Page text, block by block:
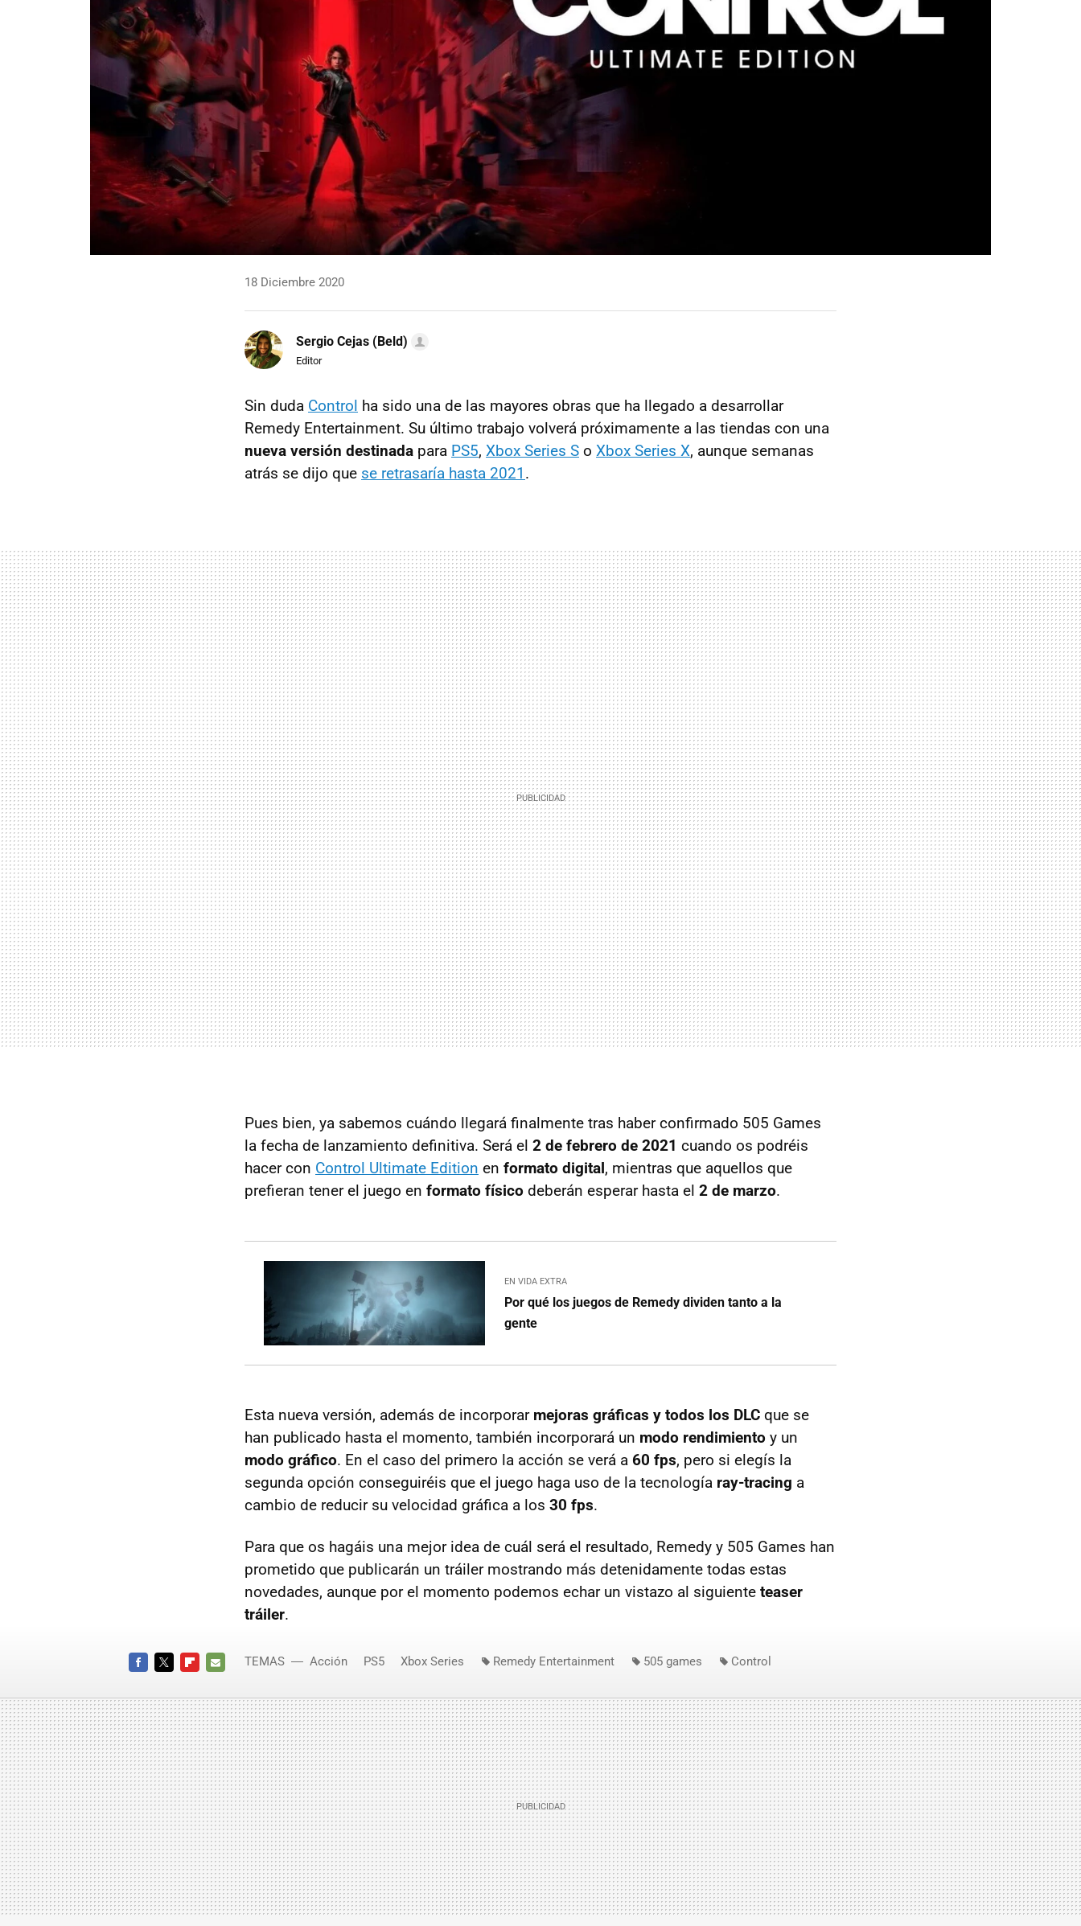
18 Diciembre 2020
Sergio Cejas (Beld)
Editor
Sin duda Control ha sido una de las mayores obras que ha llegado a desarrollar
Remedy Entertainment. Su último trabajo volverá próximamente a las tiendas con una
nueva versión destinada para PS5, Xbox Series S o Xbox Series X, aunque semanas
atrás se dijo que se retrasaría hasta 2021 .
Pues bien, ya sabemos cuándo llegará finalmente tras haber confirmado 505 Games
la fecha de lanzamiento definitiva. Será el 2 de febrero de 2021 cuando os podréis
hacer con Control Ultimate Edition en formato digital, mientras que aquellos que
prefieran tener el juego en formato físico deberán esperar hasta el 2 de marzo.
EN VIDA EXTRA
Por qué los juegos de Remedy dividen tanto a la
gente
Esta nueva versión, además de incorporar mejoras gráficas y todos los DLC que se
han publicado hasta el momento, también incorporará un modo rendimiento y un
modo gráfico. En el caso del primero la acción se verá a 60 fps, pero si elegís la
segunda opción conseguiréis que el juego haga uso de la tecnología ray-tracing a
cambio de reducir su velocidad gráfica a los 30 fps.
Para que os hagáis una mejor idea de cuál será el resultado, Remedy y 505 Games han
prometido que publicarán un tráiler mostrando más detenidamente todas estas
novedades, aunque por el momento podemos echar un vistazo al siguiente teaser
tráiler.
MAIL
TEMAS Acción PS5 Xbox Series Remedy Entertainment 505 games Control